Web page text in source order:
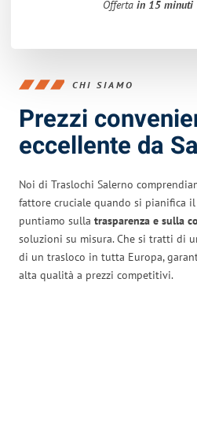
Offerta in 15 minuti
CHI SIAMO
Prezzi
eccellente da
Noi di Traslochi Salerno
fattore cruciale quando si pianifica il
puntiamo sulla trasparenza e sulla
soluzioni su misura. Che si tratti di
di un trasloco in tutta Europa,
alta qualità a prezzi competitivi.